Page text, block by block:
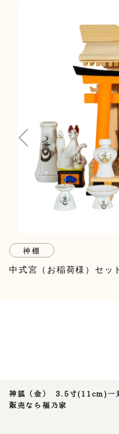
神棚
中式宮（お稲荷様）セッ
神狐（金） 3.5寸(11cm)一
販売なら福乃家